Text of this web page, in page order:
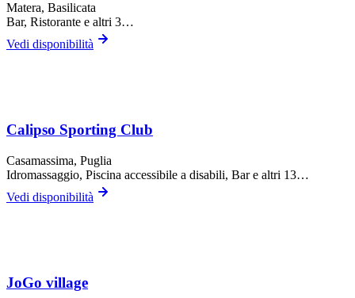
Matera, Basilicata
Bar, Ristorante e altri 3…
Vedi disponibilità
Calipso Sporting Club
Casamassima, Puglia
Idromassaggio, Piscina accessibile a disabili, Bare altri 13…
Vedi disponibilità
JoGo village